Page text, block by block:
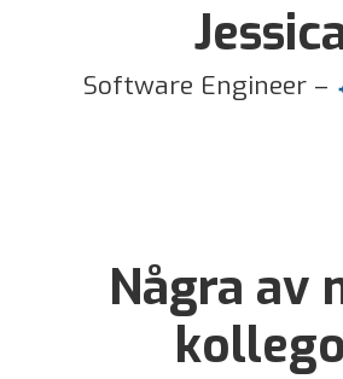
Software Engineer –
Några av